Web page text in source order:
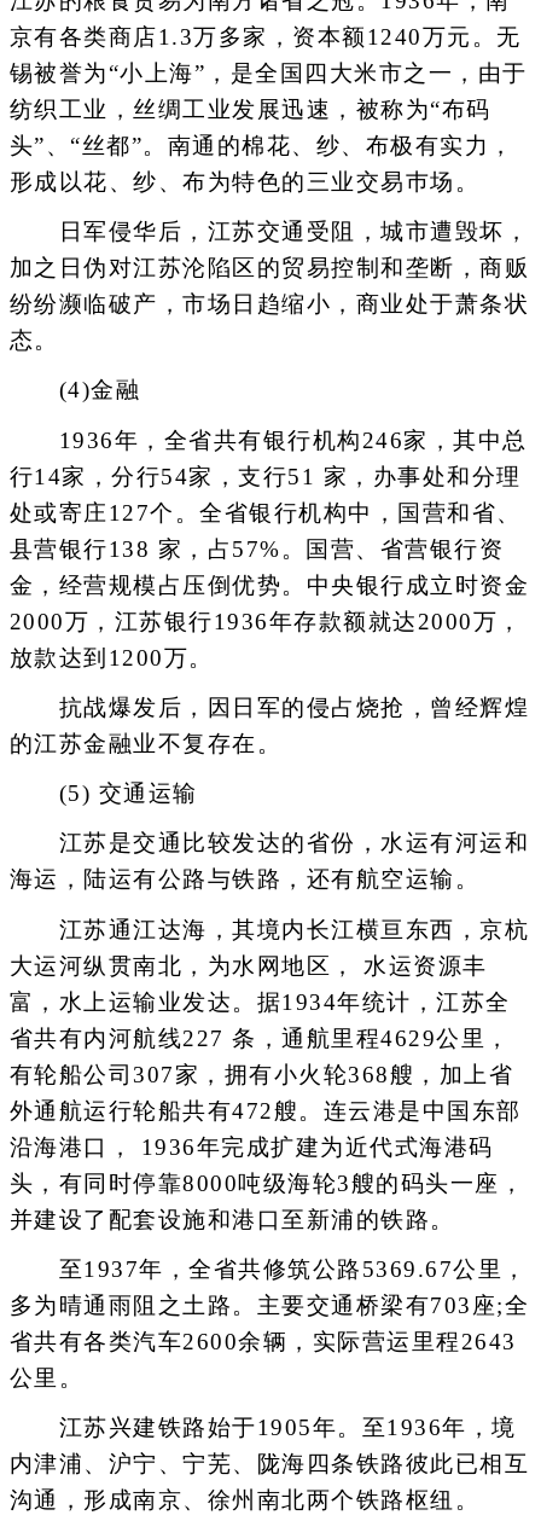
京有各类商店1.3万多家，资本额1240万元。无
锡被誉为“小上海”，是全国四大米市之一，由于
纺织工业，丝绸工业发展迅速，被称为“布码
头”、“丝都”。南通的棉花、纱、布极有实力，
形成以花、纱、布为特色的三业交易巿场。
日军侵华后，江苏交通受阻，城市遭毁坏，
加之日伪对江苏沦陷区的贸易控制和垄断，商贩
纷纷濒临破产，市场日趋缩小，商业处于萧条状
态。
(4)金融
1936年，全省共有银行机构246家，其中总
行14家，分行54家，支行51 家，办事处和分理
处或寄庄127个。全省银行机构中，国营和省、
县营银行138 家，占57%。国营、省营银行资
金，经营规模占压倒优势。中央银行成立时资金
2000万，江苏银行1936年存款额就达2000万，
放款达到1200万。
抗战爆发后，因日军的侵占烧抢，曾经辉煌
的江苏金融业不复存在。
(5) 交通运输
江苏是交通比较发达的省份，水运有河运和
海运，陆运有公路与铁路，还有航空运输。
江苏通江达海，其境内长江横亘东西，京杭
大运河纵贯南北，为水网地区， 水运资源丰
富，水上运输业发达。据1934年统计，江苏全
省共有内河航线227 条，通航里程4629公里，
有轮船公司307家，拥有小火轮368艘，加上省
外通航运行轮船共有472艘。连云港是中国东部
沿海港口， 1936年完成扩建为近代式海港码
头，有同时停靠8000吨级海轮3艘的码头一座，
并建设了配套设施和港口至新浦的铁路。
至1937年，全省共修筑公路5369.67公里，
多为晴通雨阻之土路。主要交通桥梁有703座;全
省共有各类汽车2600余辆，实际营运里程2643
公里。
江苏兴建铁路始于1905年。至1936年，境
内津浦、沪宁、宁芜、陇海四条铁路彼此已相互
沟通，形成南京、徐州南北两个铁路枢纽。